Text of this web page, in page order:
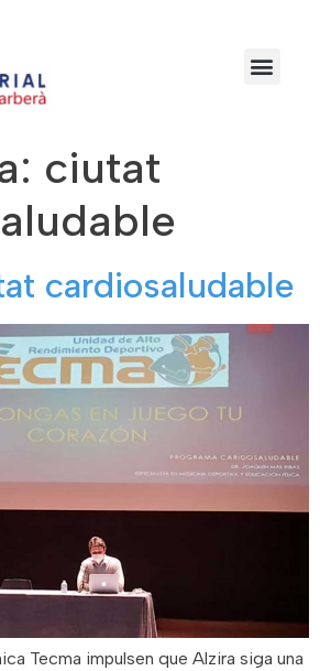
ciutat
cardiosaludable
Tecma impulsen que Alzira siga una